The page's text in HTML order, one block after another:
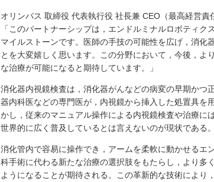
オリンパス 取締役 代表執行役 社長兼 CEO（最高経営責
「このパートナーシップは，エンドルミナルロボティ
マイルストーンです。医師の手技の可能性を広げ，消化
とを大変嬉しく思います。この分野において，今後，
な治療が可能になると期待しています。」
消化器内視鏡検査は，消化器がんなどの病変の早期かつ
器内科医などの専門医が，内視鏡から挿入した処置具を
かし，従来のマニュアル操作による内視鏡検査や治療に
世界的に広く普及しているとは言えないのが現状である。
消化管内で容易に操作でき，アームを柔軟に動かせるエ
科手術に代わる新たな治療の選択肢をもたらし，より多
ようになることが期待される。この革新的な技術によ